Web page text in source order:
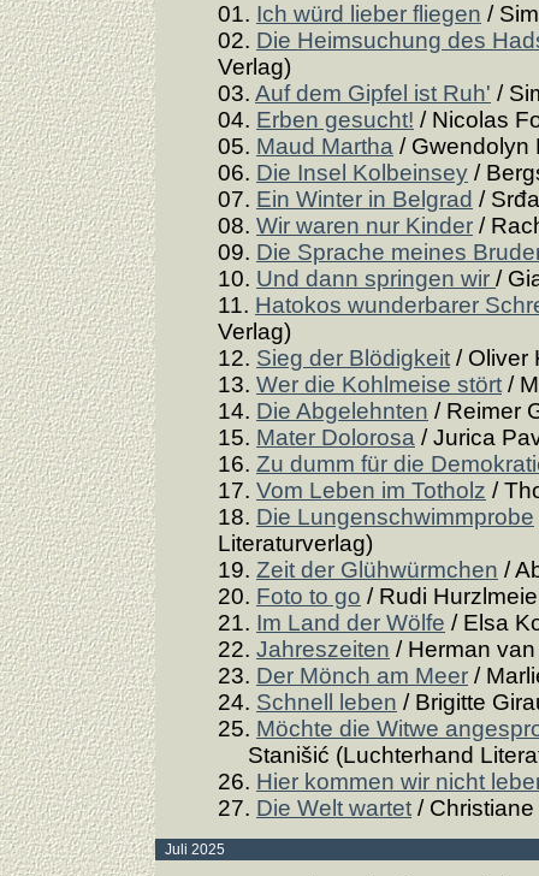
01. Ich würd lieber fliegen /
02. Die Heimsuchung des
Verlag)
03. Auf dem Gipfel ist Ruh' /
04. Erben gesucht! / Nicolas
05. Maud Martha / Gwendolyn
06. Die Insel Kolbeinsey /
07. Ein Winter in Belgrad /
08. Wir waren nur Kinder /
09. Die Sprache meines
10. Und dann springen wir /
11. Hatokos wunderbarer
Verlag)
12. Sieg der Blödigkeit / Oliver
13. Wer die Kohlmeise stört /
14. Die Abgelehnten / Reimer
15. Mater Dolorosa / Jurica
16. Zu dumm für die
17. Vom Leben im Totholz /
18. Die Lungenschwimmprobe
Literaturverlag)
19. Zeit der Glühwürmchen /
20. Foto to go / Rudi
21. Im Land der Wölfe / Elsa
22. Jahreszeiten / Herman
23. Der Mönch am Meer /
24. Schnell leben / Brigitte
25. Möchte die Witwe
Stanišić (Luchterhand
26. Hier kommen wir nicht
27. Die Welt wartet /
Juli 2025